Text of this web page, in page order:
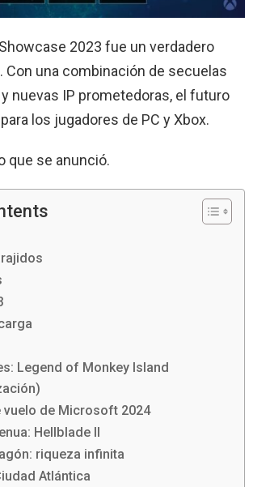
2023 fue un verdadero
una combinación de secuelas
nuevas IP prometedoras, el futuro
los jugadores de PC y Xbox.
que se anunció.
Legend of Monkey Island
vuelo de Microsoft 2024
Hellblade II
riqueza infinita
Atlántica